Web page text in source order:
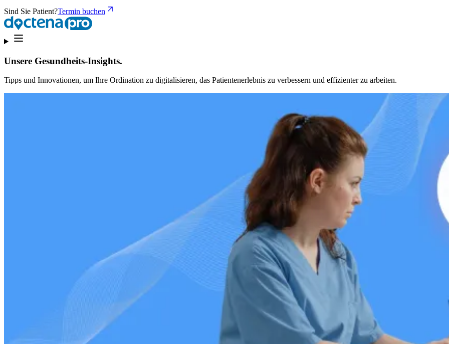
Sind Sie Patient?Termin buchen
Unsere Gesundheits-Insights.
Tipps und Innovationen, um Ihre Ordination zu digitalisieren, das Patientenerlebnis zu verbessern und effizienter zu arbeiten.